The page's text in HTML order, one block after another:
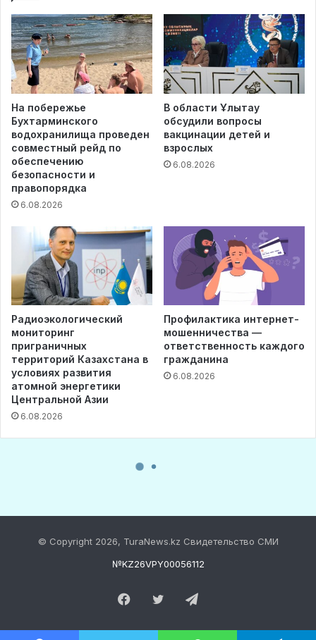
© Copyright 2026, TuraNews.kz Свидетельство СМИ
№KZ26VPY00056112
Facebook
Twitter